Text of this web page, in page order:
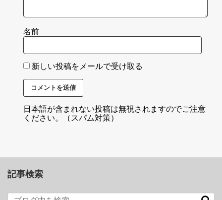
名前
新しい投稿をメールで受け取る
日本語が含まれない投稿は無視されますのでご注意
ください。（スパム対策）
記事検索